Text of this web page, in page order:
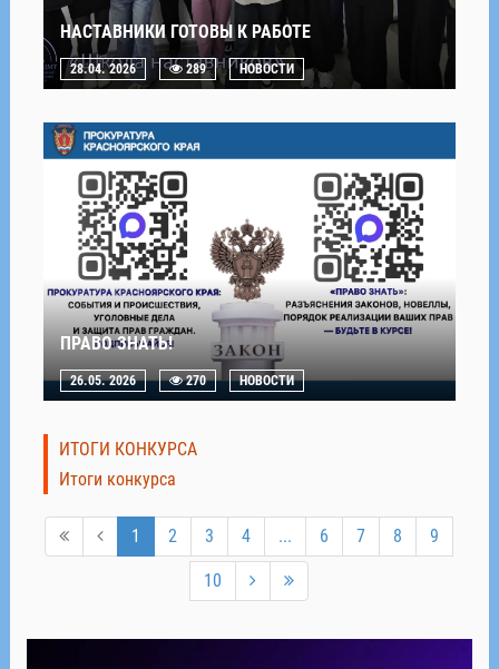
НАСТАВНИКИ ГОТОВЫ К РАБОТЕ
28.04. 2026 289 НОВОСТИ
ПРАВО ЗНАТЬ!
26.05. 2026 270 НОВОСТИ
ИТОГИ КОНКУРСА
Итоги конкурса
1 2 3 4 ... 6 7 8 9
10